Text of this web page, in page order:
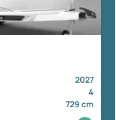
2027
4
729 cm